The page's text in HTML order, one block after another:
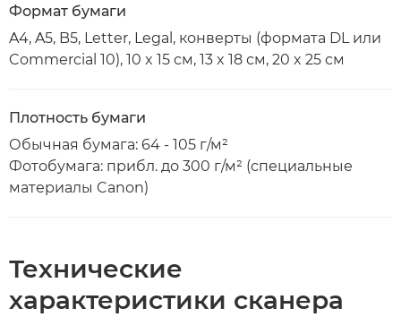
Формат бумаги
A4, A5, B5, Letter, Legal, конверты (формата DL или
Commercial 10), 10 x 15 см, 13 x 18 см, 20 x 25 см
Плотность бумаги
Обычная бумага: 64 - 105 г/м²
Фотобумага: прибл. до 300 г/м² (специальные
материалы Canon)
Технические
характеристики сканера